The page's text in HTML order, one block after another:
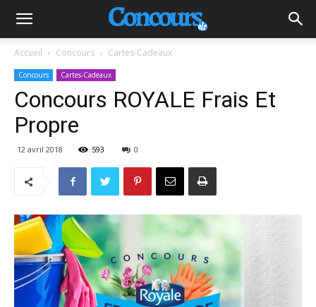
Accueil Concours Cartes-Cadeaux
Concours Cartes-Cadeaux
Concours ROYALE Frais Et
Propre
12 avril 2018 593 0